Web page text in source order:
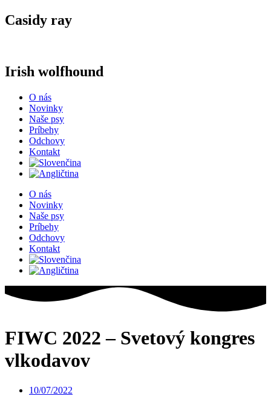
Casidy ray
Irish wolfhound
O nás
Novinky
Naše psy
Príbehy
Odchovy
Kontakt
O nás
Novinky
Naše psy
Príbehy
Odchovy
Kontakt
FIWC 2022 – Svetový kongres
vlkodavov
10/07/2022